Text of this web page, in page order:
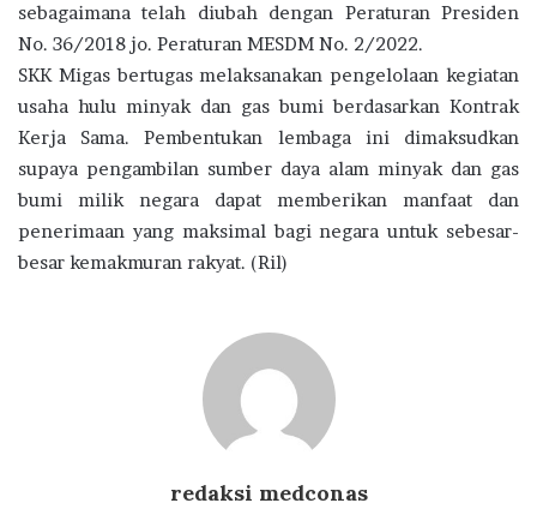
sebagaimana telah diubah dengan Peraturan Presiden
No. 36/2018 jo. Peraturan MESDM No. 2/2022.
SKK Migas bertugas melaksanakan pengelolaan kegiatan
usaha hulu minyak dan gas bumi berdasarkan Kontrak
Kerja Sama. Pembentukan lembaga ini dimaksudkan
supaya pengambilan sumber daya alam minyak dan gas
bumi milik negara dapat memberikan manfaat dan
penerimaan yang maksimal bagi negara untuk sebesar-
besar kemakmuran rakyat. (Ril)
redaksi medconas